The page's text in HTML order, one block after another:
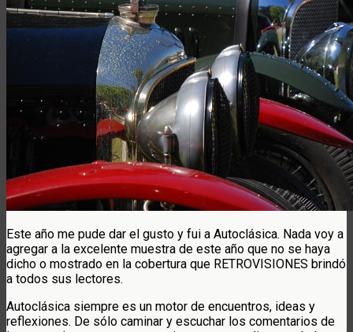
Este año me pude dar el gusto y fui a Autoclásica. Nada voy a
agregar a la excelente muestra de este año que no se haya
dicho o mostrado en la cobertura que RETROVISIONES brindó
a todos sus lectores.
Autoclásica siempre es un motor de encuentros, ideas y
reflexiones. De sólo caminar y escuchar los comentarios de